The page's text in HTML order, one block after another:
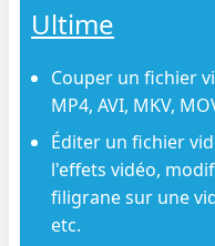
Ultime
Couper un fichier
MP4, AVI, MKV,
Éditer un fichier
l'effets vidéo,
filigrane sur une
etc.